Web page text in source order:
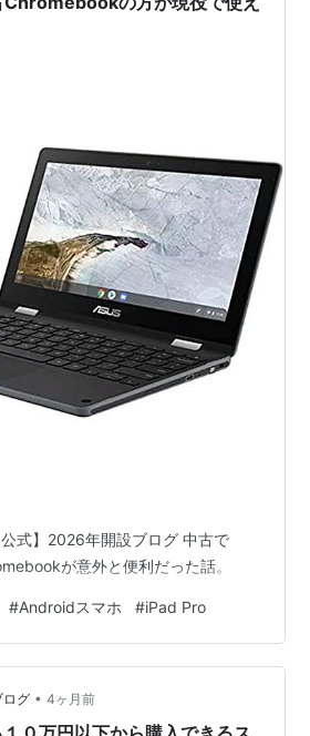
式】2026年開設ブログ 中古で
が意外と便利だった話。
#Androidスマホ #iPad Pro
ログ • 4ヶ月前